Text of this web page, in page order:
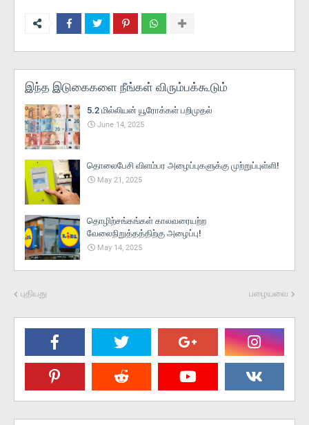
இந்த இடுகைகளை நீங்கள் விரும்பக்கூடும்
5.2 மில்லியன் யூரோக்கள் பறிமுதல்
June 14, 2025
தொலைபேசி விளம்பர அழைப்புகளுக்கு முற்றுப்புள்ளி!
May 21, 2025
தொழிற்சங்கங்கள் காலவரையற்ற
வேலைநிறுத்தத்திற்கு அழைப்பு!
May 14, 2025
புதியது பழையவை